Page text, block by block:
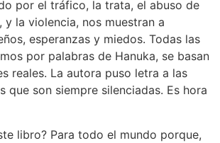
por el tráfico, la trata, el abuso de
la violencia, nos muestran a
esperanzas y miedos. Todas las
por palabras de Hanuka, se basan
reales. La autora puso letra a las
que son siempre silenciadas. Es hora
libro? Para todo el mundo porque,